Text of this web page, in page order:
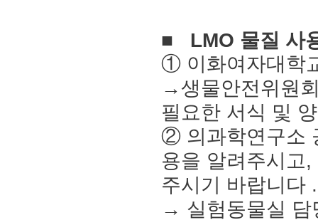
■ LMO 물질 사
① 이화여자대학
→생물안전위원
필요한 서식 및
② 의과학연구소
용을 알려주시고,
주시기 바랍니다 .
→ 실험동물실